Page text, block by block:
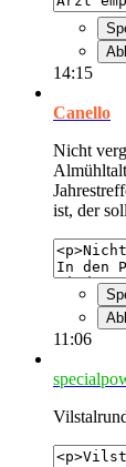
14:15
Canello
Nicht
ist, der
11:06